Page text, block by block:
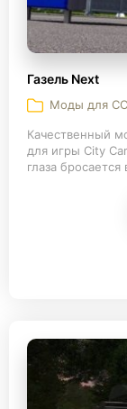
Газель Next
Моды для
Качественный
для игры City
глаза